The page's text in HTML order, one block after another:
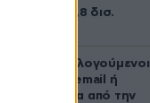
κοστίσει 16,8 δισ.
Ποιοι φορολογούμενοι
θα λάβουν email ή
τηλεφώνημα από την